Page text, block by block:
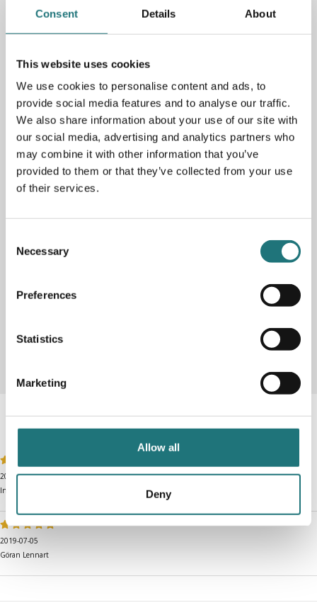
Consent Details About
This website uses cookies
We use cookies to personalise content and ads, to
provide social media features and to analyse our traffic.
We also share information about your use of our site with
our social media, advertising and analytics partners who
may combine it with other information that you’ve
provided to them or that they’ve collected from your use
of their services.
Selection
Necessary
Preferences
Statistics
Marketing
Allow all
Deny
Specifikationer
Material: skiktlimmad, formpressad fanér i
natur eller svart
Mått: 70x68x84 cm (DxBxH)
PRODUKTBESKRIVNING
Fåtölj Primo i låg modell i typisk skandinavisk design.
Designad av Yngve Ekström för Swedese. Visas
eller naturfärgat remläder eller sadelgjord. Finns även i
hög modell för enkelt köp online. PRISINFORMATION:
Överstruket pris är ett rekommenderat pris från
2019-07-05
Inga-Lill
2019-07-05
Göran Lennart